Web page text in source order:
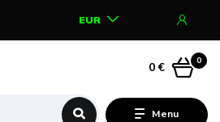
Menu
EUR
0
0 €